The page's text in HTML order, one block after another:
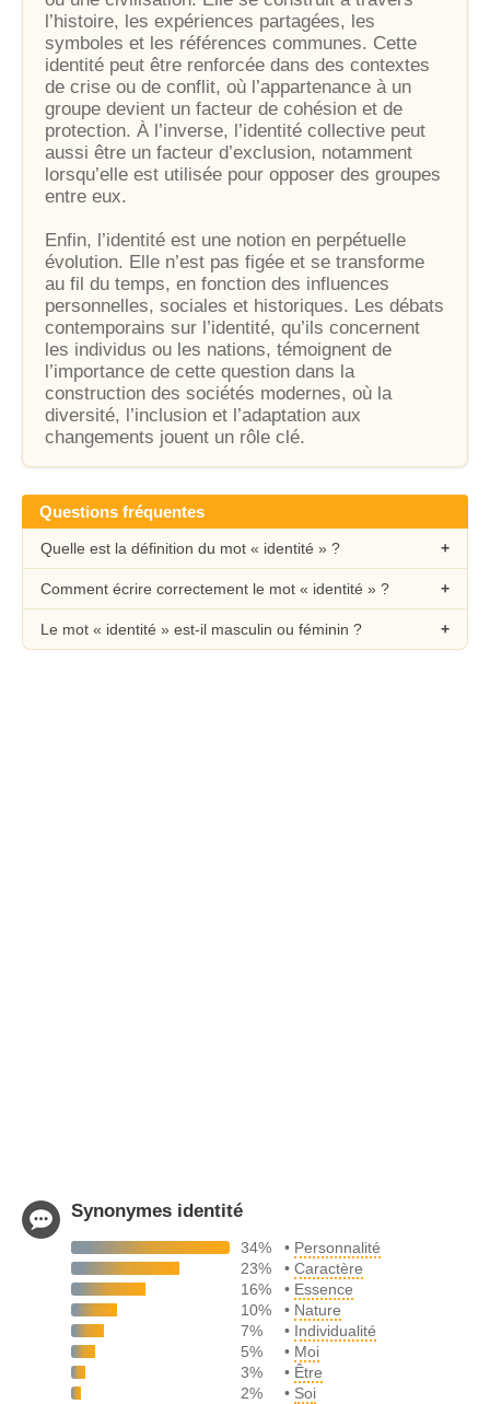
Synonymes identité
34% • Personnalité
23%
•Caractère
16%
• Essence
10%
• Nature
7%
• Individualité
5%
• Moi
3%
• Être
2%
• Soi
l’histoire, les expériences partagées, les
symboles et les références communes. Cette
identité peut être renforcée dans des contextes
de crise ou de conflit, où l’appartenance à un
groupe devient un facteur de cohésion et de
protection. À l’inverse, l’identité collective peut
aussi être un facteur d’exclusion, notamment
lorsqu’elle est utilisée pour opposer des groupes
entre eux.
Enfin, l’identité est une notion en perpétuelle
évolution. Elle n’est pas figée et se transforme
au fil du temps, en fonction des influences
personnelles, sociales et historiques. Les débats
contemporains sur l’identité, qu’ils concernent
les individus ou les nations, témoignent de
l’importance de cette question dans la
construction des sociétés modernes, où la
diversité, l’inclusion et l’adaptation aux
changements jouent un rôle clé.
Questions fréquentes
Quelle est la définition du mot « identité » ?
Comment écrire correctement le mot « identité » ?
Le mot « identité » est-il masculin ou féminin ?